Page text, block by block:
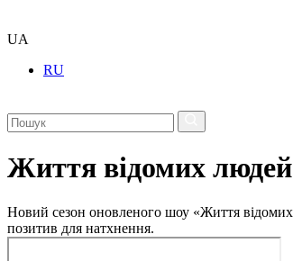
UA
RU
Життя відомих людей
Новий сезон оновленого шоу «Життя відомих
позитив для натхнення.